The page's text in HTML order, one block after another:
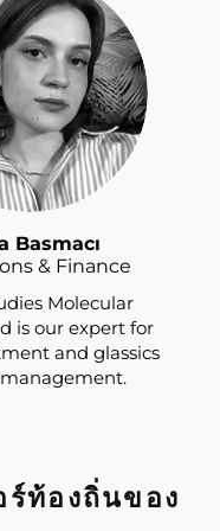
Basmacı
& Finance
Molecular
is our expert for
and glassics
ร์ท้องถิ่นของ